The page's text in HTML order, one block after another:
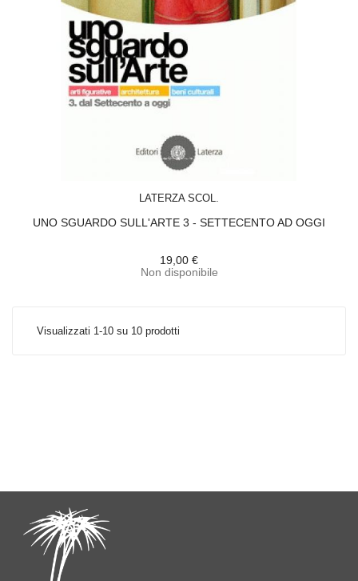
LATERZA SCOL.
UNO SGUARDO SULL'ARTE 3 - SETTECENTO AD OGGI
19,00 €
Non disponibile
Visualizzati 1-10 su 10 prodotti